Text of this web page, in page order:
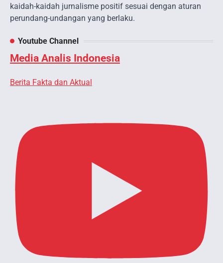
kaidah-kaidah jurnalisme positif sesuai dengan aturan
perundang-undangan yang berlaku.
Youtube Channel
Media Analis Indonesia
Berita Fakta dan Aktual